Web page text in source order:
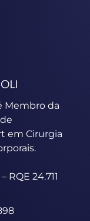
Membro da
em Cirurgia
RQE 24.711